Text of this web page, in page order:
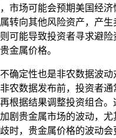
市场可能会预期美国经
转向其他风险资产，产
可能导致投资者寻求避
金属价格。
确定性也是非农数据波
农数据发布前，投资者通
根据结果调整投资组合
剧贵金属市场的波动，
时，贵金属价格的波动会